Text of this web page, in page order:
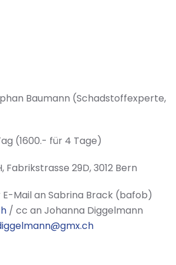
Baumann (Schadstoffexperte,
(1600.- für 4 Tage)
Fabrikstrasse 29D, 3012 Bern
E-Mail an Sabrina Brack (bafob)
/ cc an Johanna Diggelmann